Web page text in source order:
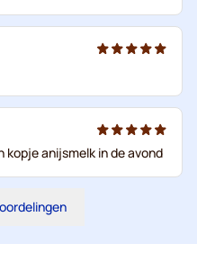
kopje anijsmelk in de avond